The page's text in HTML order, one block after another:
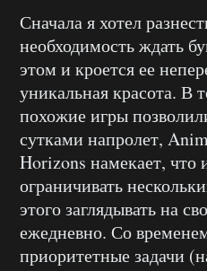
Сначала я хотел
необходимость ждать
этом и кроется ее
уникальная красота. В
похожие игры
сутками напролет,
Horizons намекает, что
ограничивать
этого заглядывать на
ежедневно. Со
приоритетные задачи